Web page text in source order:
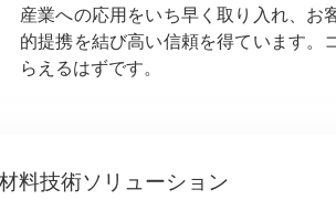
産業への応用をいち早く取り入れ、お
的提携を結び高い信頼を得ています。
らえるはずです。
料技術ソリューション